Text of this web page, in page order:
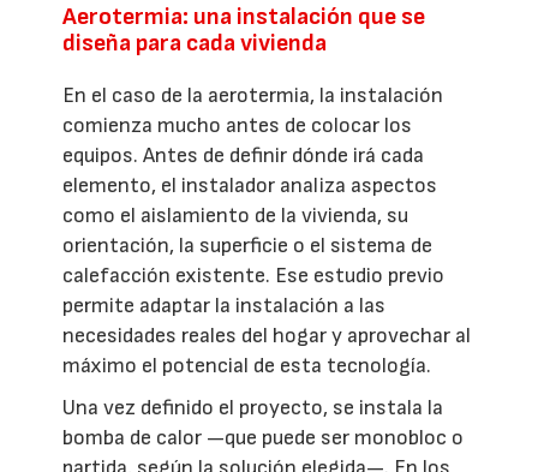
Aerotermia: una instalación que se
diseña para cada vivienda
En el caso de la aerotermia, la instalación
comienza mucho antes de colocar los
equipos. Antes de definir dónde irá cada
elemento, el instalador analiza aspectos
como el aislamiento de la vivienda, su
orientación, la superficie o el sistema de
calefacción existente. Ese estudio previo
permite adaptar la instalación a las
necesidades reales del hogar y aprovechar al
máximo el potencial de esta tecnología.
Una vez definido el proyecto, se instala la
bomba de calor —que puede ser monobloc o